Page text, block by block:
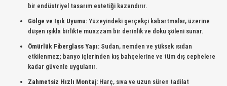
bir endüstriyel tasarım estetiği kazandırır.
Gölge ve Işık Uyumu: Yüzeyindeki gerçekçi kabartmalar, üzerine
düşen ışıkla birlikte muazzam bir derinlik ve doku şöleni sunar.
Ömürlük Fiberglass Yapı: Sudan, nemden ve yüksek ısıdan
etkilenmez; banyo içlerinden kış bahçelerine ve tüm dış cephelere
kadar güvenle uygulanır.
Zahmetsiz Hızlı Montaj: Harç, sıva ve uzun süren tadilat